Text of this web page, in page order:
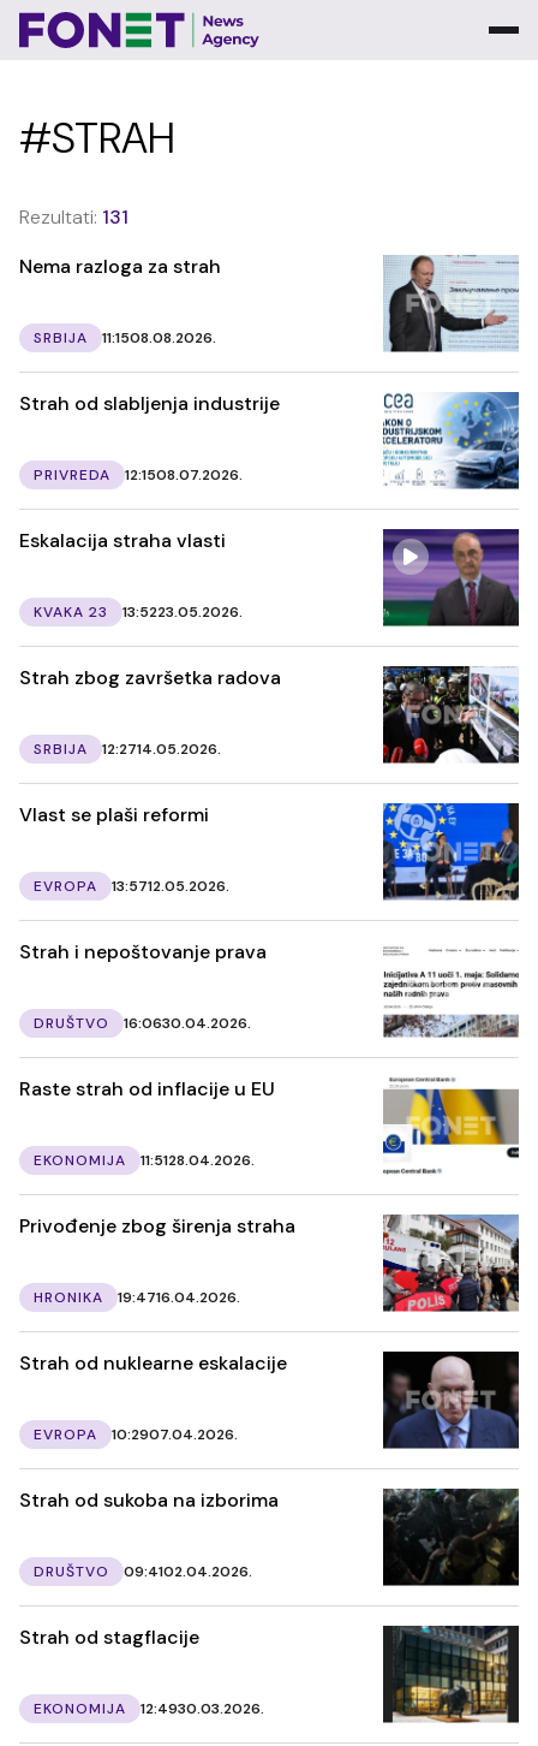
#STRAH
Rezultati: 131
Nema razloga za strah
SRBIJA 11:1508.08.2026.
Strah od slabljenja industrije
PRIVREDA 12:1508.07.2026.
Eskalacija straha vlasti
KVAKA 23 13:5223.05.2026.
Strah zbog završetka radova
SRBIJA 12:2714.05.2026.
Vlast se plaši reformi
EVROPA 13:5712.05.2026.
Strah i nepoštovanje prava
DRUŠTVO 16:0630.04.2026.
Raste strah od inflacije u EU
EKONOMIJA 11:5128.04.2026.
Privođenje zbog širenja straha
HRONIKA 19:4716.04.2026.
Strah od nuklearne eskalacije
EVROPA 10:2907.04.2026.
Strah od sukoba na izborima
DRUŠTVO 09:4102.04.2026.
Strah od stagflacije
EKONOMIJA 12:4930.03.2026.